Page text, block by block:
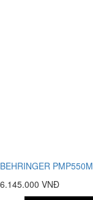
BEHRINGER PMP550M
6.145.000 VNĐ